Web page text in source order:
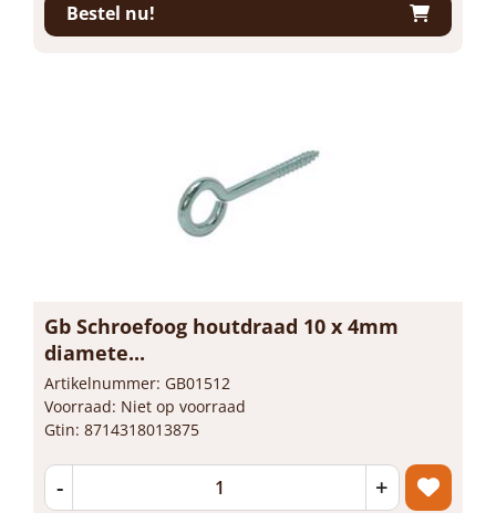
Bestel nu!
Gb Schroefoog houtdraad 10 x 4mm
diamete...
Artikelnummer: GB01512
Voorraad: Niet op voorraad
Gtin: 8714318013875
- +